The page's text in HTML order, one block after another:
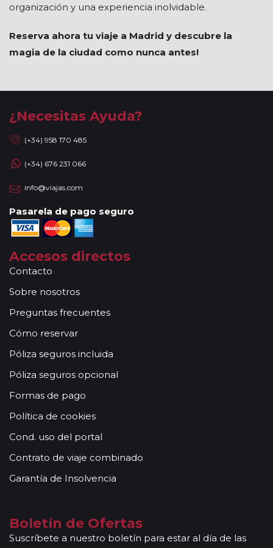
organización y una experiencia inolvidable.
Reserva ahora tu viaje a Madrid y descubre la
magia de la ciudad como nunca antes!
¿Necesitas Ayuda?
(+34) 958 170 485
(+34) 676 231 066
info@viajas.com
Pasarela de pago seguro
Accesos directos
Contacto
Sobre nosotros
Preguntas frecuentes
Cómo reservar
Póliza seguros incluida
Póliza seguros opcional
Formas de pago
Política de cookies
Cond. uso del portal
Contrato de viaje combinado
Garantía de Insolvencia
Boletín de Ofertas
Suscríbete a nuestro boletín para estar al día de las